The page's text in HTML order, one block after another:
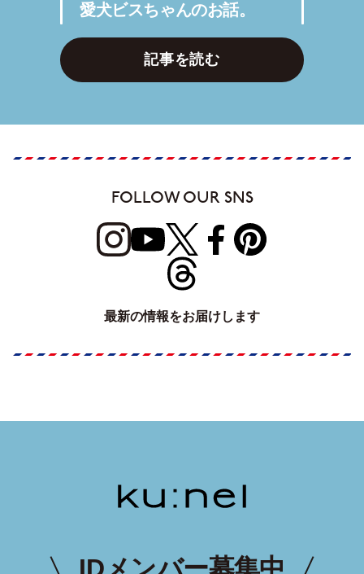
愛犬ビスちゃんのお話。
記事を読む
FOLLOW OUR SNS
最新の情報をお届けします